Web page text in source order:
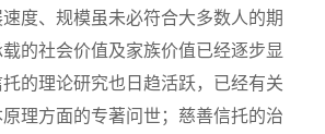
度、规模虽未必符合大多数人的期
的社会价值及家族价值已经逐步显
的理论研究也日趋活跃，已经有关
理方面的专著问世；慈善信托的治